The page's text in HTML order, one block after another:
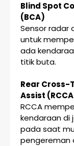
Blind Spot
(BCA)
Sensor radar
untuk
ada
titik buta.
Rear
Assist
RCCA
kendaraan di
pada saat
pengereman